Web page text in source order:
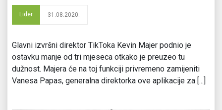
Lider 31.08.2020.
Glavni izvršni direktor TikToka Kevin Majer podnio je
ostavku manje od tri mjeseca otkako je preuzeo tu
dužnost. Majera će na toj funkciji privremeno zamijeniti
Vanesa Papas, generalna direktorka ove aplikacije za [...]